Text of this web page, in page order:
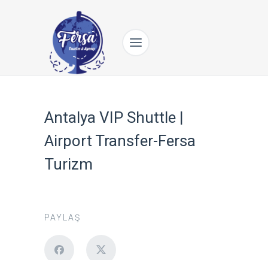
Antalya VIP Shuttle |
Airport Transfer-Fersa
Turizm
PAYLAŞ